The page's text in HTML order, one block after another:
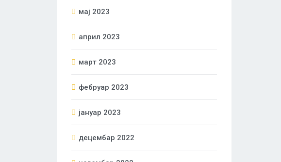
мај 2023
април 2023
март 2023
фебруар 2023
јануар 2023
децембар 2022